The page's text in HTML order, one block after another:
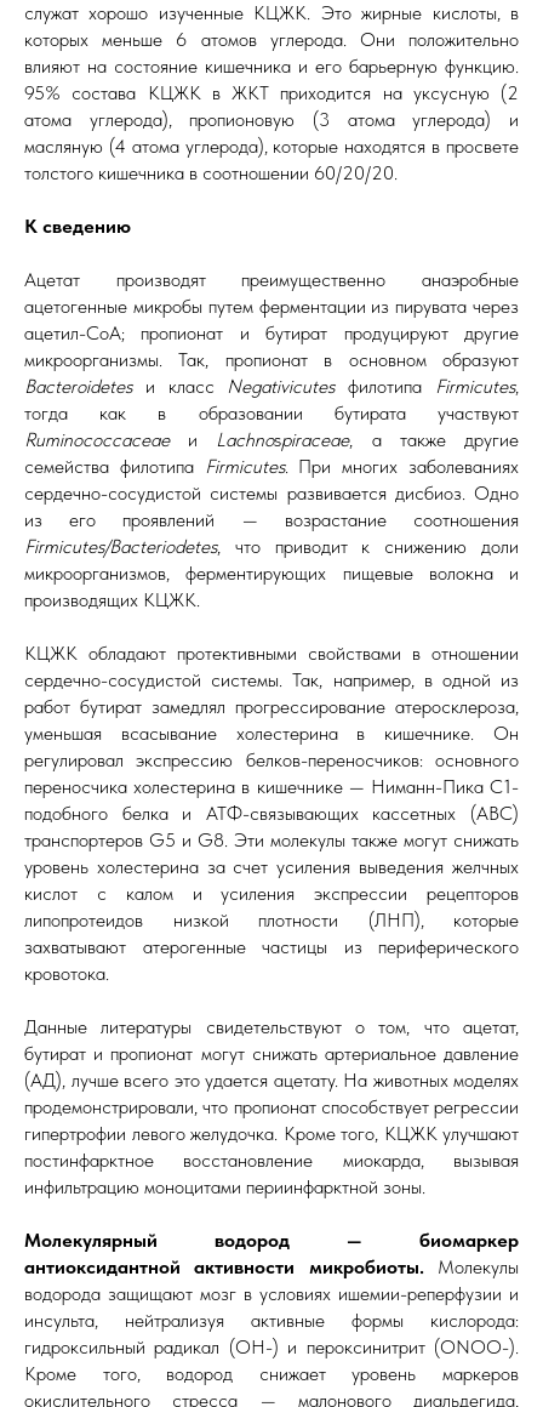
служат хорошо изученные КЦЖК. Это жирные кислоты, в
которых меньше 6 атомов углерода. Они положительно
влияют на состояние кишечника и его барьерную функцию.
95% состава КЦЖК в ЖКТ приходится на уксусную (2
атома углерода), пропионовую (3 атома углерода) и
масляную (4 атома углерода), которые находятся в просвете
толстого кишечника в соотношении 60/20/20.
К сведению
Ацетат производят преимущественно анаэробные
ацетогенные микробы путем ферментации из пирувата через
ацетил-CoA; пропионат и бутират продуцируют другие
микроорганизмы. Так, пропионат в основном образуют
Bacteroidetesи класс Negativicutesфилотипа Firmicutes,
тогда как в образовании бутирата участвуют
Ruminococcaceaeи Lachnospiraceae, а также другие
семейства филотипа Firmicutes. При многих заболеваниях
сердечно-сосудистой системы развивается дисбиоз. Одно
из его проявлений — возрастание соотношения
Firmicutes/Bacteriodetes, что приводит к снижению доли
микроорганизмов, ферментирующих пищевые волокна и
производящих КЦЖК.
КЦЖК обладают протективными свойствами в отношении
сердечно-сосудистой системы. Так, например, в одной из
работ бутират замедлял прогрессирование атеросклероза,
уменьшая всасывание холестерина в кишечнике. Он
регулировал экспрессию белков-переносчиков: основного
переносчика холестерина в кишечнике — Ниманн-Пика С1-
подобного белка и АТФ-связывающих кассетных (ABC)
транспортеров G5 и G8. Эти молекулы также могут снижать
уровень холестерина за счет усиления выведения желчных
кислот с калом и усиления экспрессии рецепторов
липопротеидов низкой плотности (ЛНП), которые
захватывают атерогенные частицы из периферического
кровотока.
Данные литературы свидетельствуют о том, что ацетат,
бутират и пропионат могут снижать артериальное давление
(АД), лучше всего это удается ацетату. На животных моделях
продемонстрировали, что пропионат способствует регрессии
гипертрофии левого желудочка. Кроме того, КЦЖК улучшают
постинфарктное восстановление миокарда, вызывая
инфильтрацию моноцитами периинфарктной зоны.
Молекулярный водород — биомаркер
антиоксидантной активности микробиоты.Молекулы
водорода защищают мозг в условиях ишемии-реперфузии и
инсульта, нейтрализуя активные формы кислорода:
гидроксильный радикал (ОН-) и пероксинитрит (ONOO-).
Кроме того, водород снижает уровень маркеров
окислительного стресса — малонового диальдегида,